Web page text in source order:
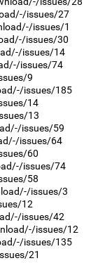
issues/27
issues/1
issues/30
issues/14
issues/74
9
issues/185
14
13
issues/59
issues/64
60
issues/74
58
issues/3
12
issues/42
issues/12
issues/135
21